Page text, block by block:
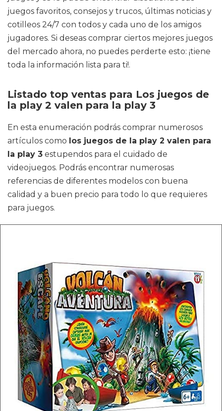
juegos favoritos, consejos y trucos, últimas noticias y
cotilleos 24/7 con todos y cada uno de los amigos
jugadores. Si deseas comprar ciertos mejores juegos
del mercado ahora, no puedes perderte esto: ¡tiene
toda la información lista para ti!.
Listado top ventas para Los juegos de
la play 2 valen para la play 3
En esta enumeración podrás comprar numerosos
artículos como los juegos de la play 2 valen para
la play 3 estupendos para el cuidado de
videojuegos. Podrás encontrar numerosas
referencias de diferentes modelos con buena
calidad y a buen precio para todo lo que requieres
para juegos.